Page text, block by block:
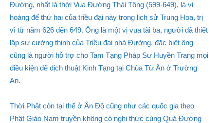
Đường, nhất là thời Vua Đường Thái Tông (599-649), là vị
hoàng đế thứ hai của triều đại này trong lịch sử Trung Hoa, trị
vì từ năm 626 đến 649. Ông là một vị vua tài ba, người đã thiết
lập sự cường thịnh của Triều đại nhà Đường, đặc biệt ông
cũng là người hỗ trợ cho Tam Tạng Pháp Sư Huyền Trang mọi
điều kiện để dịch thuật Kinh Tạng tại Chùa Từ Ân ở Trường
An.
Thời Phật còn tại thế ở Ấn Độ cũng như các quốc gia theo
Phật Giáo Nam truyền không có nghi thức cúng Quá Đường